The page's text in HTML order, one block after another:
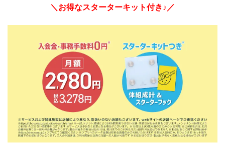
＼お得なスターターキット付き♪／